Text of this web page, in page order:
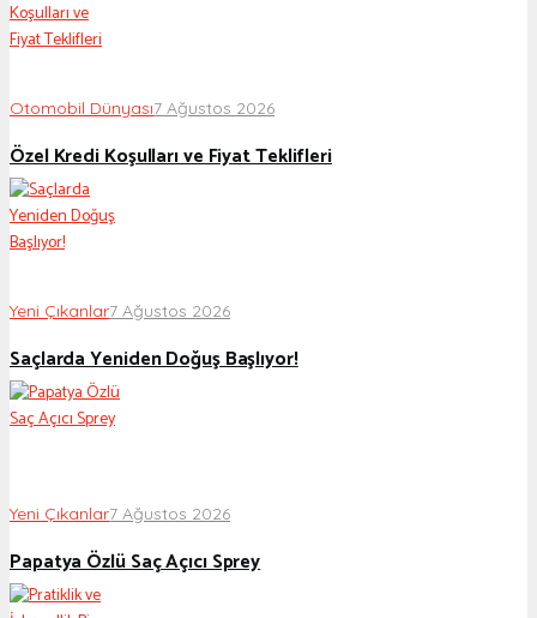
Otomobil Dünyası7 Ağustos 2026
Özel Kredi Koşulları ve Fiyat Teklifleri
Yeni Çıkanlar7 Ağustos 2026
Saçlarda Yeniden Doğuş Başlıyor!
Yeni Çıkanlar7 Ağustos 2026
Papatya Özlü Saç Açıcı Sprey